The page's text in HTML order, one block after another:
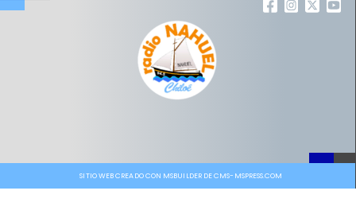
SITIO WEB CREADO CON MSBUILDER DE CMS-MSPRESS.COM